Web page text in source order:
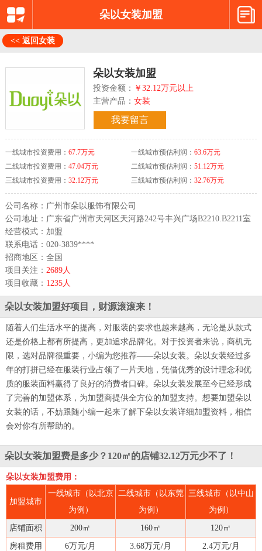
朵以女装加盟
<< 返回女装
朵以女装加盟
投资金额： ￥32.12万元以上
主营产品： 女装
我要留言
一线城市投资费用： 67.7万元 一线城市预估利润： 63.6万元
二线城市投资费用： 47.04万元 二线城市预估利润： 51.12万元
三线城市投资费用： 32.12万元 三线城市预估利润： 32.76万元
公司名称：广州市朵以服饰有限公司
公司地址：广东省广州市天河区天河路242号丰兴广场B2210.B2211室
经营模式：加盟
联系电话：020-3839****
招商地区：全国
项目关注： 2689人
项目收藏： 1235人
朵以女装加盟好项目，财源滚滚来！
随着人们生活水平的提高，对服装的要求也越来越高，无论是从款式
还是价格上都有所提高，更加追求品牌化。对于投资者来说，商机无
限，选对品牌很重要，小编为您推荐——朵以女装。朵以女装经过多
年的打拼已经在服装行业占领了一片天地，凭借优秀的设计理念和优
质的服装面料赢得了良好的消费者口碑。朵以女装发展至今已经形成
了完善的加盟体系，为加盟商提供全方位的加盟支持。想要加盟朵以
女装的话，不妨跟随小编一起来了解下朵以女装详细加盟资料，相信
会对你有所帮助的。
朵以女装加盟费是多少？120㎡的店铺32.12万元少不了！
朵以女装加盟费用：
加盟城市
一线城市（以北京
为例）
二线城市（以东莞
为例）
三线城市（以中山
为例）
店铺面积 200㎡ 160㎡ 120㎡
房租费用 6万元/月 3.68万元/月 2.4万元/月